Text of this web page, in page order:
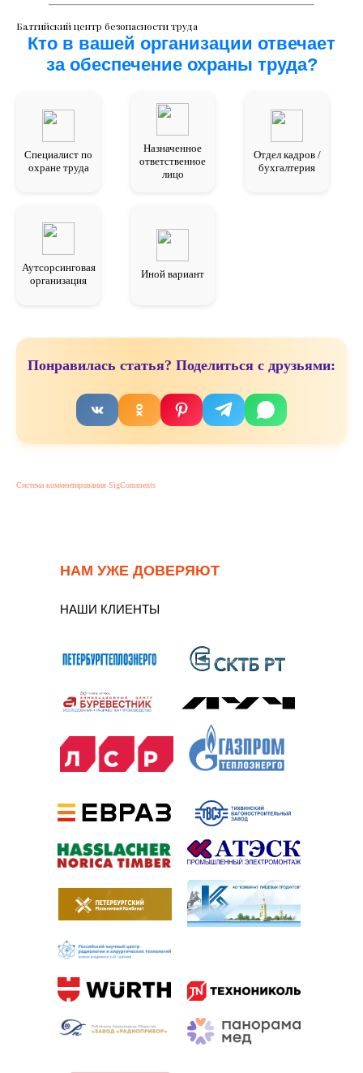
Балтийский центр безопасности труда
Кто в вашей организации отвечает
за обеспечение охраны труда?
Специалист по
охране труда
Назначенное
ответственное
лицо
Отдел кадров /
бухгалтерия
Аутсорсинговая
организация
Иной вариант
Понравилась статья? Поделиться с друзьями:
Система комментирования SigComments
НАМ УЖЕ ДОВЕРЯЮТ
НАШИ КЛИЕНТЫ